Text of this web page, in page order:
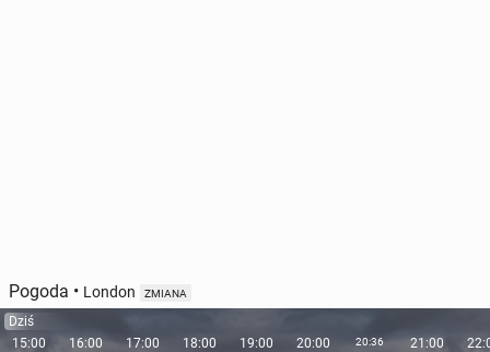
Pogoda • London ZMIANA
Dziś
15:00
16:00 17:00 18:00 19:00 20:00 20:36 21:00